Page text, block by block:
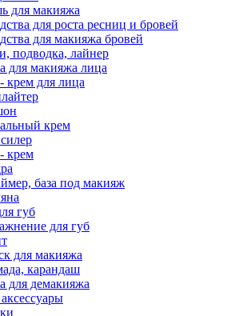
для макияжа
для роста ресниц и бровей
для макияжа бровей
подводка, лайнер
для макияжа лица
крем для лица
крем
крем
база под макияж
губ
для губ
для макияжа
карандаш
для демакияжа